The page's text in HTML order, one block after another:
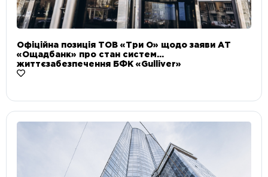
Офіційна позиція ТОВ «Три О» щодо заяви АТ
«Ощадбанк» про стан систем
життєзабезпечення БФК «Gulliver»